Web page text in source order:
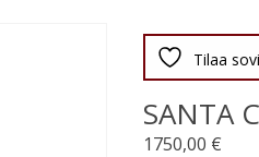
Tilaa
SANTA
1750,00 €